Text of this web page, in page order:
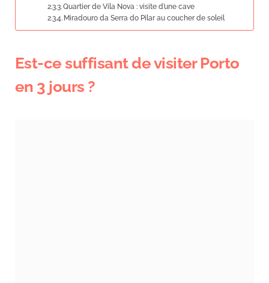
Quartier de Vila Nova : visite d’une cave
Miradouro da Serra do Pilar au coucher de soleil
Est-ce suffisant de visiter Porto
en 3 jours ?